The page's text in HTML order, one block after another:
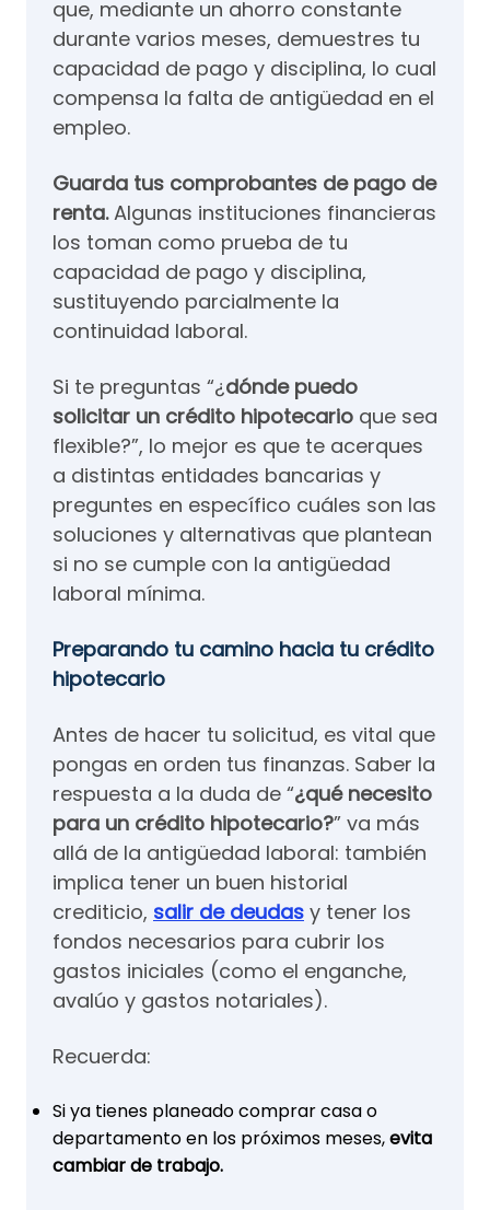
que, mediante un ahorro constante
durante varios meses, demuestres tu
capacidad de pago y disciplina, lo cual
compensa la falta de antigüedad en el
empleo.
Guarda tus comprobantes de pago de
renta.Algunas instituciones financieras
los toman como prueba de tu
capacidad de pago y disciplina,
sustituyendo parcialmente la
continuidad laboral.
Si te preguntas “¿dónde puedo
solicitar un crédito hipotecario que sea
flexible?”, lo mejor es que te acerques
a distintas entidades bancarias y
preguntes en específico cuáles son las
soluciones y alternativas que plantean
si no se cumple con la antigüedad
laboral mínima.
Preparando tu camino hacia tu crédito
hipotecario
Antes de hacer tu solicitud, es vital que
pongas en orden tus finanzas. Saber la
respuesta a la duda de “¿qué necesito
para un crédito hipotecario?” va más
allá de la antigüedad laboral: también
implica tener un buen historial
crediticio, salir de deudas y tener los
fondos necesarios para cubrir los
gastos iniciales (como el enganche,
avalúo y gastos notariales).
Recuerda:
Si ya tienes planeado comprar casa o
departamento en los próximos meses,evita
cambiar de trabajo.